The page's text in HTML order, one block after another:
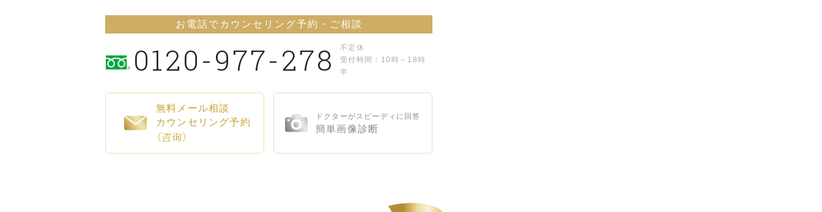
お電話でカウンセリング予約・ご相談
0120-977-278
不定休
受付時間：10時～18時
半
無料メール相談
カウンセリング予約
（咨询）
ドクターがスピーディに回答
簡単画像診断